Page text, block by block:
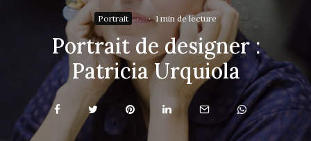
Portrait · · 1 min de lecture
Portrait de designer :
Patricia Urquiola